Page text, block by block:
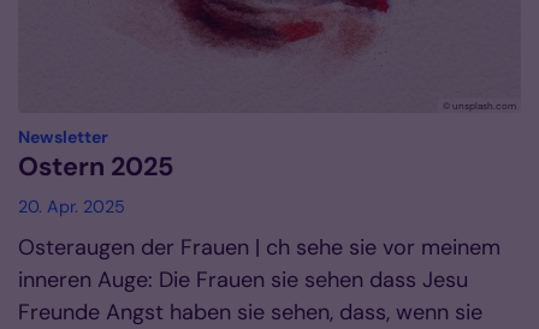
© unsplash.com
Newsletter:
Ostern 2025
20. Apr. 2025
Osteraugen der Frauen | ch sehe sie vor meinem
inneren Auge: Die Frauen sie sehen dass Jesu
Freunde Angst haben sie sehen, dass, wenn sie